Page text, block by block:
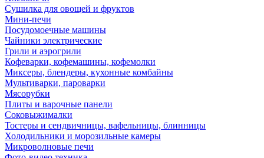
Сушилка для овощей и фруктов
Мини-печи
Посудомоечные машины
Чайники электрические
Грили и аэрогрили
Кофеварки, кофемашины, кофемолки
Миксеры, блендеры, кухонные комбайны
Мультиварки, пароварки
Мясорубки
Плиты и варочные панели
Соковыжималки
Тостеры и сендвичницы, вафельницы, блинницы
Холодильники и морозильные камеры
Микроволновые печи